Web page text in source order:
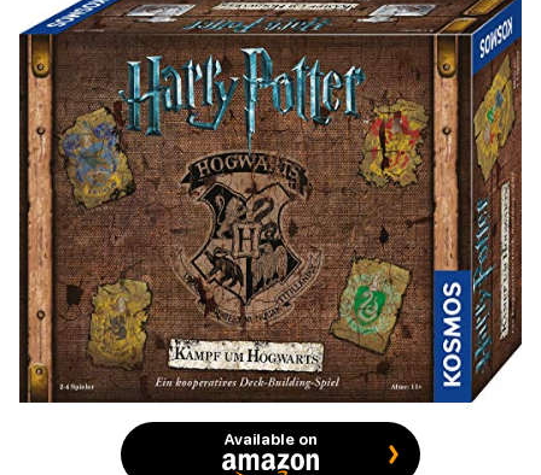
Available on